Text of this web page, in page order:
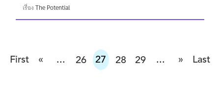
เรื่องThe Potential
First « ... 26 27 28 29 ... » Last